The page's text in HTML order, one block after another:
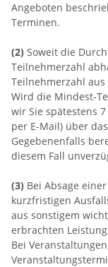
Angeboten
Terminen.
(2) Soweit die
Teilnehmerzahl
Teilnehmerzahl
Wird die Mindest-
wir Sie spätestens
per E-Mail) über
Gegebenenfalls
diesem Fall
(3) Bei Absage
kurzfristigen
aus sonstigem
erbrachten
Bei